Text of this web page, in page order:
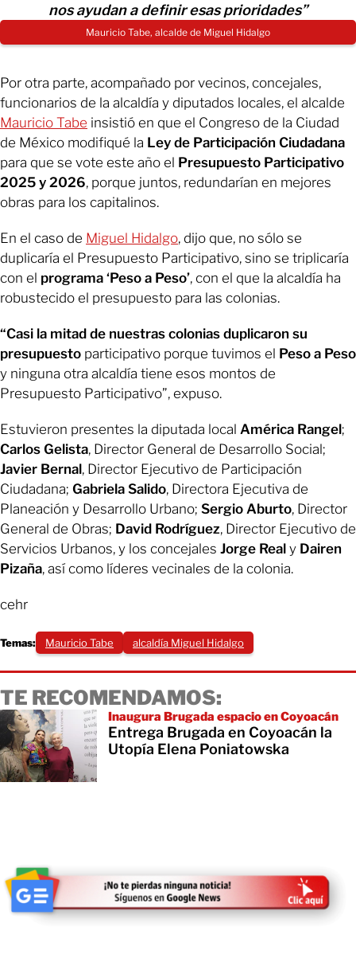
nos ayudan a definir esas prioridades”
Mauricio Tabe, alcalde de Miguel Hidalgo
Por otra parte, acompañado por vecinos, concejales,
funcionarios de la alcaldía y diputados locales, el alcalde
Mauricio Tabe insistió en que el Congreso de la Ciudad
de México modifiqué la Ley de Participación Ciudadana
para que se vote este año el Presupuesto Participativo
2025 y 2026, porque juntos, redundarían en mejores
obras para los capitalinos.
En el caso de Miguel Hidalgo, dijo que, no sólo se
duplicaría el Presupuesto Participativo, sino se triplicaría
con el programa ‘Peso a Peso’, con el que la alcaldía ha
robustecido el presupuesto para las colonias.
“Casi la mitad de nuestras colonias duplicaron su
presupuesto participativo porque tuvimos el Peso a Peso
y ninguna otra alcaldía tiene esos montos de
Presupuesto Participativo”, expuso.
Estuvieron presentes la diputada local América Rangel;
Carlos Gelista, Director General de Desarrollo Social;
Javier Bernal, Director Ejecutivo de Participación
Ciudadana; Gabriela Salido, Directora Ejecutiva de
Planeación y Desarrollo Urbano; Sergio Aburto, Director
General de Obras; David Rodríguez, Director Ejecutivo de
Servicios Urbanos, y los concejales Jorge Real y Dairen
Pizaña, así como líderes vecinales de la colonia.
cehr
Temas: Mauricio Tabe alcaldía Miguel Hidalgo
TE RECOMENDAMOS:
Inaugura Brugada espacio en Coyoacán
Entrega Brugada en Coyoacán la
Utopía Elena Poniatowska